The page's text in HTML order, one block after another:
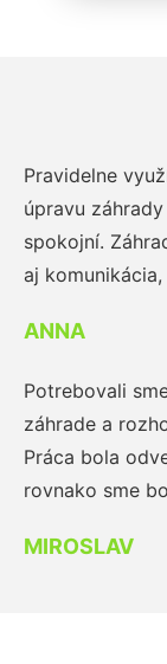
Pravidelne
úpravu
spokojní.
aj
ANNA
Potrebovali
záhrade a
Práca bola
rovnako sme
MIROSLAV